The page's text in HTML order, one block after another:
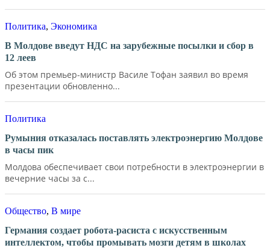
Политика, Экономика
В Молдове введут НДС на зарубежные посылки и сбор в
12 леев
Об этом премьер-министр Василе Тофан заявил во время
презентации обновленно...
Политика
Румыния отказалась поставлять электроэнергию Молдове
в часы пик
Молдова обеспечивает свои потребности в электроэнергии в
вечерние часы за с...
Общество, В мире
Германия создает робота-расиста с искусственным
интеллектом, чтобы промывать мозги детям в школах